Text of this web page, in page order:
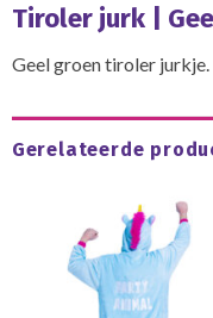
Tiroler jurk |
Geel groen tiroler jurkje.
Gerelateerde